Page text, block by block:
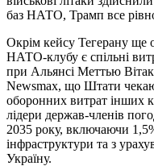
баз НАТО, Трамп все
Окрім кейсу Тегерану ще
НАТО-клубу є спільні
при Альянсі Меттью
Newsmax, що Штати
оборонних витрат інших
лідери держав-членів
2035 року, включаючи
інфраструктури та з
Україну.